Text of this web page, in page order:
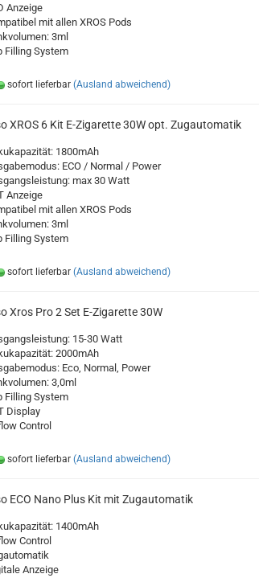
Anzeige
mit allen XROS Pods
3ml
Filling System
sofort lieferbar (Ausland abweichend)
XROS 6 Kit E-Zigarette 30W opt. Zugautomatik
1800mAh
ECO / Normal / Power
max 30 Watt
Anzeige
mit allen XROS Pods
3ml
Filling System
sofort lieferbar (Ausland abweichend)
Xros Pro 2 Set E-Zigarette 30W
15-30 Watt
2000mAh
Eco, Normal, Power
3,0ml
Filling System
Display
Control
sofort lieferbar (Ausland abweichend)
ECO Nano Plus Kit mit Zugautomatik
1400mAh
Control
Anzeige